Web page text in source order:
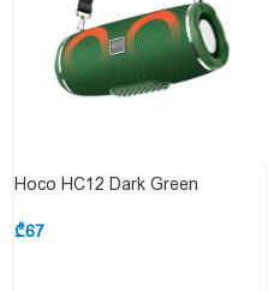
Hoco HC12 Dark Green
₾67